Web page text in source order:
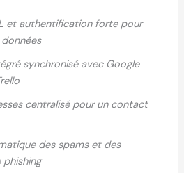
et authentification forte pour
synchronisé avec Google
centralisé pour un contact
des spams et des